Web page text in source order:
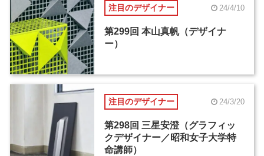
注目のデザイナー 24/4/10
第299回 本山真帆（デザイナ
ー）
注目のデザイナー 24/3/20
第298回 三星安澄（グラフィッ
クデザイナー／昭和女子大学特
命講師）